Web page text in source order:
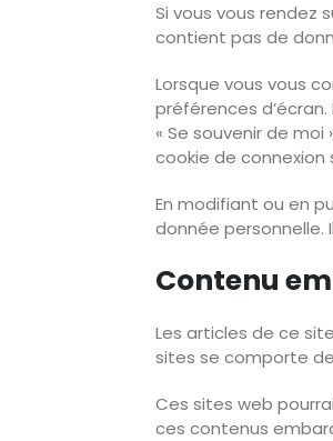
Si vous vous rendez
contient pas de
Lorsque vous vous
préférences d’écran.
« Se souvenir de
cookie de connexion
En modifiant ou en
donnée personnelle.
Contenu
Les articles de ce
sites se comporte
Ces sites web
ces contenus